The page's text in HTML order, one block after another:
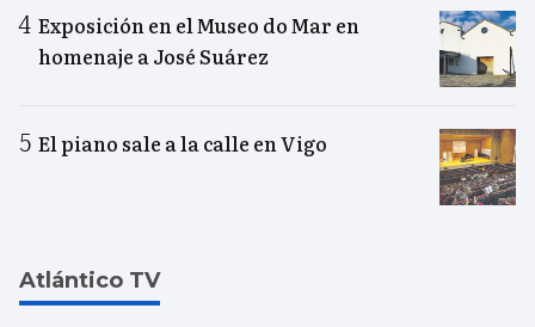
Exposición en el Museo do Mar en
homenaje a José Suárez
El piano sale a la calle en Vigo
Atlántico TV